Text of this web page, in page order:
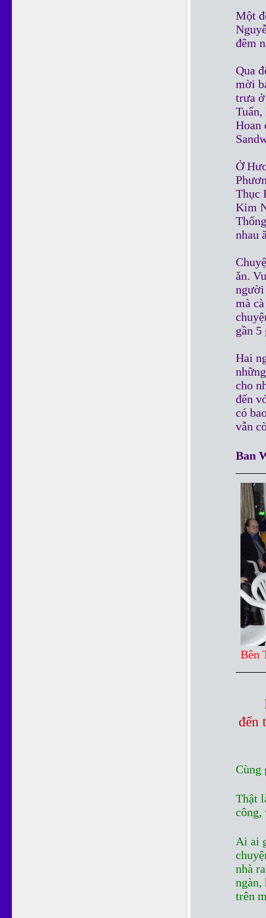
Một
đêm
Qua
mời
trưa
Hoan
Ở
Thục
Kim
nhau
ăn.
người
mà
gần
Hai
cho
đến
có
vẫn
Ban
Bên
đến
Cùng
Thật
Ai ai
nhà
ngàn,
trên